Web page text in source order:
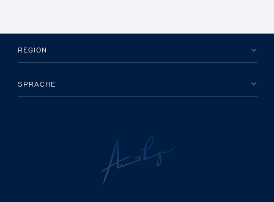
REGION
SPRACHE